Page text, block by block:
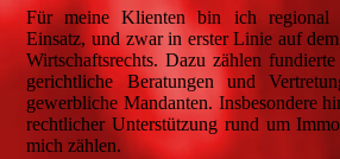
Für meine Klienten bin ich regional
Einsatz, und zwar in erster Linie auf
Wirtschaftsrechts. Dazu zählen
gerichtliche Beratungen und
gewerbliche Mandanten. Insbesondere
rechtlicher Unterstützung rund um
mich zählen.